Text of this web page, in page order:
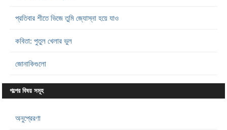
প্রতিবার শীতে ভিজে তুমি জ্যোস্না হয়ে যাও
কবিতা: পুতুল খেলার ভুল
জোনাকিগুলো
গল্পের বিষয় সমূহ
অনুপ্রেরণা